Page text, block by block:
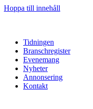
Hoppa till innehåll
Tidningen
Branschregister
Evenemang
Nyheter
Annonsering
Kontakt